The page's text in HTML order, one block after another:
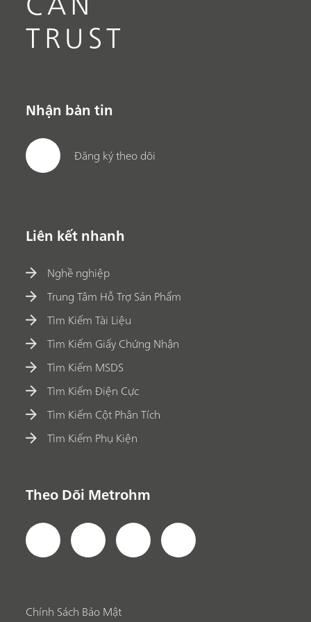
TRUST
Nhận bản tin
Đăng ký theo dõi
Liên kết nhanh
Nghề nghiệp
Trung Tâm Hỗ Trợ Sản Phẩm
Tìm Kiếm Tài Liệu
Tìm Kiếm Giấy Chứng Nhận
Tìm Kiếm MSDS
Tìm Kiếm Điện Cực
Tìm Kiếm Cột Phân Tích
Tìm Kiếm Phụ Kiện
Theo Dõi Metrohm
Chính Sách Bảo Mật